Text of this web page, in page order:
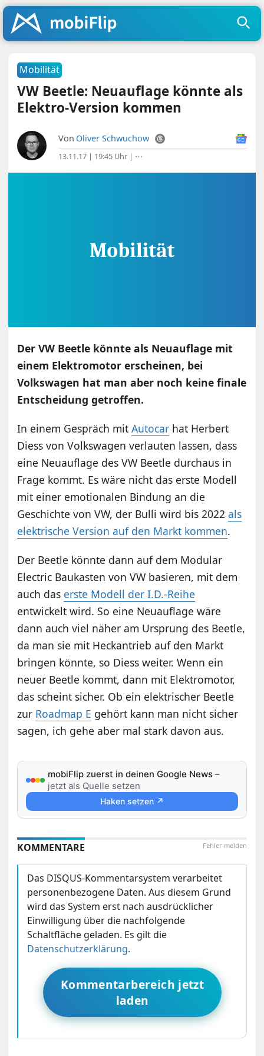
Mobilität
VW Beetle: Neuauflage könnte als
Elektro-Version kommen
Von Oliver Schwuchow
13.11.17 | 19:45 Uhr | ⋯
Der VW Beetle könnte als Neuauflage mit
einem Elektromotor erscheinen, bei
Volkswagen hat man aber noch keine finale
Entscheidung getroffen.
In einem Gespräch mitAutocar hat Herbert
Diess von Volkswagen verlauten lassen, dass
eine Neuauflage des VW Beetle durchaus in
Frage kommt. Es wäre nicht das erste Modell
mit einer emotionalen Bindung an die
Geschichte von VW, der Bulli wird bis 2022als
elektrische Version auf den Markt kommen.
Der Beetle könnte dann auf dem Modular
Electric Baukasten von VW basieren, mit dem
auch das erste Modell der I.D.-Reihe
entwickelt wird. So eine Neuauflage wäre
dann auch viel näher am Ursprung des Beetle,
da man sie mit Heckantrieb auf den Markt
bringen könnte, so Diess weiter. Wenn ein
neuer Beetle kommt, dann mit Elektromotor,
das scheint sicher. Ob ein elektrischer Beetle
zur Roadmap E gehört kann man nicht sicher
sagen, ich gehe aber mal stark davon aus.
mobiFlip zuerst in deinen Google News –
jetzt als Quelle setzen
Haken setzen ↗
Fehler melden
KOMMENTARE
Das DISQUS-Kommentarsystem verarbeitet
personenbezogene Daten. Aus diesem Grund
wird das System erst nach ausdrücklicher
Einwilligung über die nachfolgende
Schaltfläche geladen. Es gilt die
Datenschutzerklärung.
Kommentarbereich jetzt
laden